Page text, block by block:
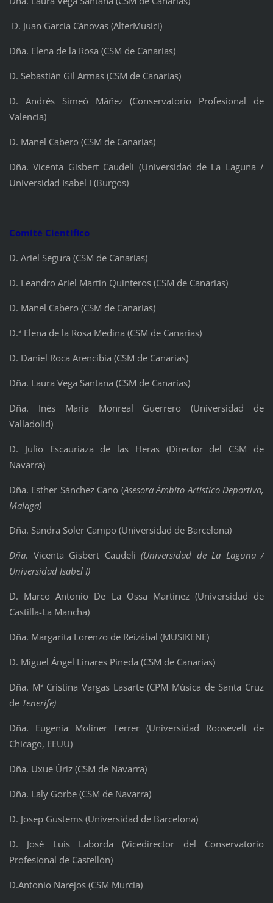
D. Juan García Cánovas (AlterMusici)
Dña. Elena de la Rosa (CSM de Canarias)
D. Sebastián Gil Armas (CSM de Canarias)
D. Andrés Simeó Máñez (Conservatorio Profesional de
Valencia)
D. Manel Cabero (CSM de Canarias)
Dña. Vicenta Gisbert Caudeli (Universidad de La Laguna /
Universidad Isabel I (Burgos)
Comité Científico
D. Ariel Segura (CSM de Canarias)
D. Leandro Ariel Martin Quinteros (CSM de Canarias)
D. Manel Cabero (CSM de Canarias)
D.ª Elena de la Rosa Medina (CSM de Canarias)
D. Daniel Roca Arencibia (CSM de Canarias)
Dña. Laura Vega Santana (CSM de Canarias)
Dña. Inés María Monreal Guerrero (Universidad de
Valladolid)
D. Julio Escauriaza de las Heras (Director del CSM de
Navarra)
Dña. Esther Sánchez Cano (Asesora Ámbito Artístico Deportivo,
Malaga)
Dña. Sandra Soler Campo (Universidad de Barcelona)
Dña. Vicenta Gisbert Caudeli(Universidad de La Laguna /
Universidad Isabel I)
D. Marco Antonio De La Ossa Martínez (Universidad de
Castilla-La Mancha)
Dña. Margarita Lorenzo de Reizábal (MUSIKENE)
D. Miguel Ángel Linares Pineda (CSM de Canarias)
Dña. Mª Cristina Vargas Lasarte (CPM Música de Santa Cruz
de Tenerife)
Dña. Eugenia Moliner Ferrer (Universidad Roosevelt de
Chicago, EEUU)
Dña. Uxue Úriz (CSM de Navarra)
Dña. Laly Gorbe (CSM de Navarra)
D. Josep Gustems (Universidad de Barcelona)
D. José Luis Laborda (Vicedirector del Conservatorio
Profesional de Castellón)
D.Antonio Narejos (CSM Murcia)